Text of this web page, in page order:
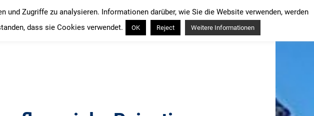
Zugriffe zu analysieren. Informationen darüber, wie Sie die Website verwenden, werden
dass sie Cookies verwendet.
OK Reject Weitere Informationen